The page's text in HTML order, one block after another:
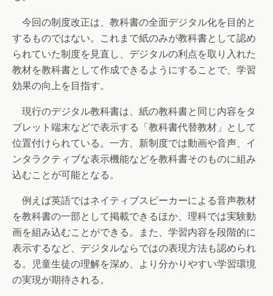
今回の制度改正は、教科書の全面デジタル化を目的と
するものではない。これまで紙のみが教科書として認め
られていた制度を見直し、デジタルの利点を取り入れた
教材を教科書として作成できるようにすることで、学習
効果の向上を目指す。
現行のデジタル教科書は、紙の教科書と同じ内容をタ
ブレット端末などで表示する「教科書代替教材」として
位置付けられている。一方、新制度では動画や音声、イ
ンタラクティブな表示機能などを教科書そのものに組み
込むことが可能となる。
例えば英語ではネイティブスピーカーによる音声教材
を教科書の一部として掲載できるほか、理科では実験動
画を組み込むことができる。また、学習内容を段階的に
表示するなど、デジタルならではの表現方法も認められ
る。児童生徒の理解を深め、より分かりやすい学習環境
の実現が期待される。